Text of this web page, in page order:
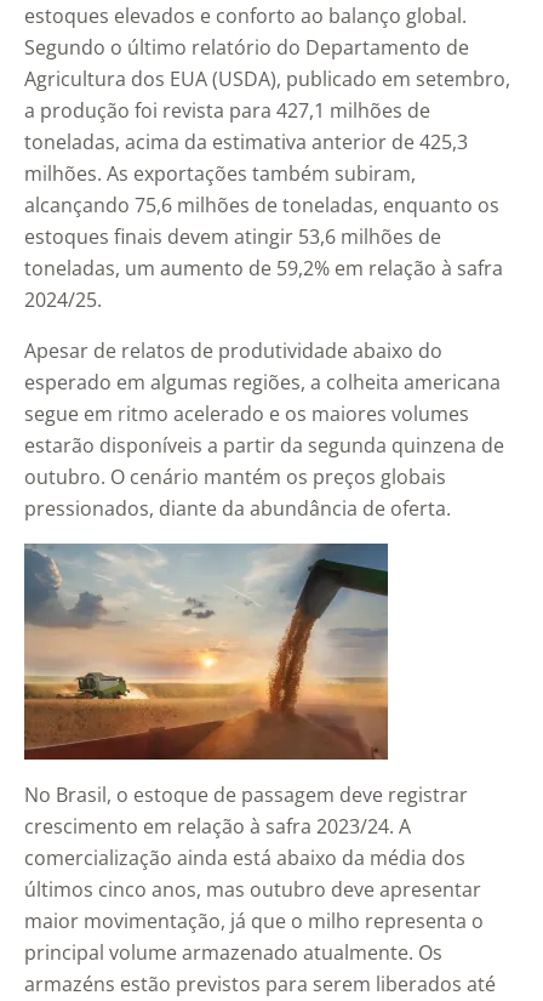
estoques elevados e conforto ao balanço global.
Segundo o último relatório do Departamento de
Agricultura dos EUA (USDA), publicado em setembro,
a produção foi revista para 427,1 milhões de
toneladas, acima da estimativa anterior de 425,3
milhões. As exportações também subiram,
alcançando 75,6 milhões de toneladas, enquanto os
estoques finais devem atingir 53,6 milhões de
toneladas, um aumento de 59,2% em relação à safra
2024/25.
Apesar de relatos de produtividade abaixo do
esperado em algumas regiões, a colheita americana
segue em ritmo acelerado e os maiores volumes
estarão disponíveis a partir da segunda quinzena de
outubro. O cenário mantém os preços globais
pressionados, diante da abundância de oferta.
No Brasil, o estoque de passagem deve registrar
crescimento em relação à safra 2023/24. A
comercialização ainda está abaixo da média dos
últimos cinco anos, mas outubro deve apresentar
maior movimentação, já que o milho representa o
principal volume armazenado atualmente. Os
armazéns estão previstos para serem liberados até